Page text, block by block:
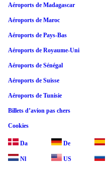
Aéroports de Madagascar
Aéroports de Maroc
Aéroports de Pays-Bas
Aéroports de Royaume-Uni
Aéroports de Sénégal
Aéroports de Suisse
Aéroports de Tunisie
Billets d’avion pas chers
Cookies
Da De
Nl US